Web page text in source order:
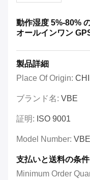
動作湿度 5%-80%
オールインワン
製品詳細
Place Of Origin:
ブランド名: VBE
証明: ISO 9001
Model Number:
支払いと送料の条件
Minimum Order